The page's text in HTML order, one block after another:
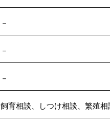
－
－
－
飼育相談、しつけ相談、繁殖